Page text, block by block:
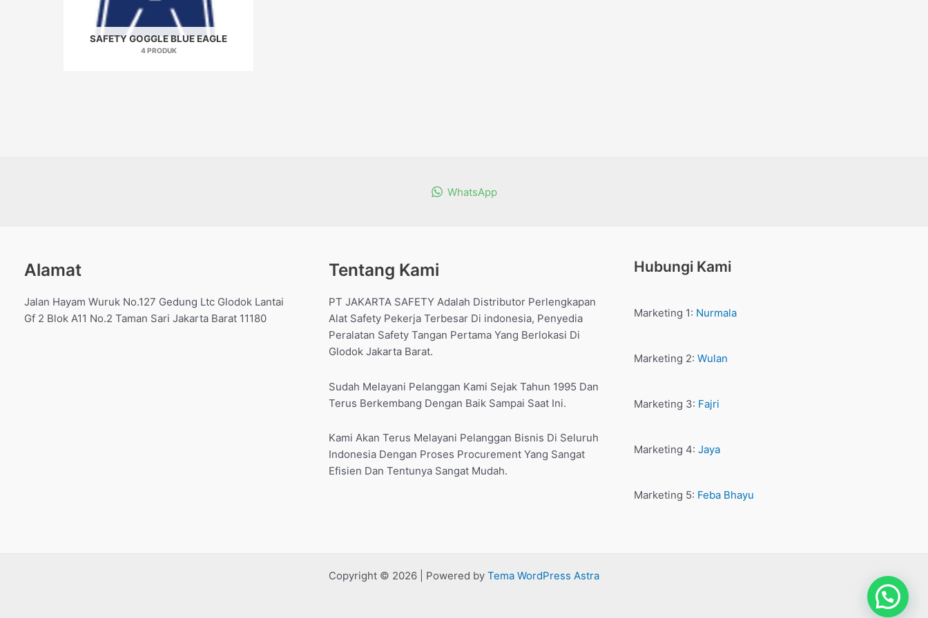
SAFETY GOGGLE BLUE EAGLE
4 PRODUK
WhatsApp
Alamat
Jalan Hayam Wuruk No.127 Gedung Ltc Glodok Lantai
Gf 2 Blok A11 No.2 Taman Sari Jakarta Barat 11180
Tentang Kami
PT JAKARTA SAFETY Adalah Distributor Perlengkapan
Alat Safety Pekerja Terbesar Di indonesia, Penyedia
Peralatan Safety Tangan Pertama Yang Berlokasi Di
Glodok Jakarta Barat.
Sudah Melayani Pelanggan Kami Sejak Tahun 1995 Dan
Terus Berkembang Dengan Baik Sampai Saat Ini.
Kami Akan Terus Melayani Pelanggan Bisnis Di Seluruh
Indonesia Dengan Proses Procurement Yang Sangat
Efisien Dan Tentunya Sangat Mudah.
Hubungi Kami
Marketing 1: Nurmala
Marketing 2: Wulan
Marketing 3: Fajri
Marketing 4: Jaya
Marketing 5: Feba Bhayu
Copyright © 2026 | Powered by Tema WordPress Astra